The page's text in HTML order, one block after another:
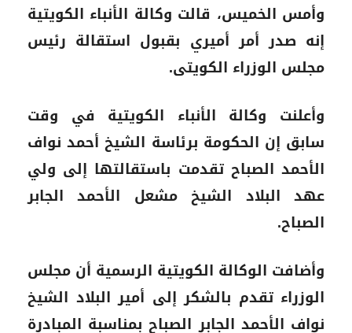
وأمس الخميس، قالت وكالة الأنباء الكويتية
إنه صدر أمر أميري بقبول استقالة رئيس
مجلس الوزراء الكويتى.
وأعلنت وكالة الأنباء الكويتية في وقت
سابق إن الحكومة برئاسة الشيخ أحمد نواف
الأحمد الصباح تقدمت باستقالتها إلى ولي
عهد البلاد الشيخ مشعل الأحمد الجابر
الصباح.
وأضافت الوكالة الكويتية الرسمية أن مجلس
الوزراء تقدم بالشكر إلى أمير البلاد الشيخ
نواف الأحمد الجابر الصباح بمناسبة المبادرة